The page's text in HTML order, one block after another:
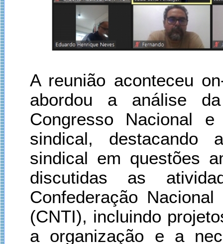
A reunião aconteceu
abordou a análise
Congresso Nacional
sindical, destacando
sindical em questões
discutidas as
Confederação
(CNTI), incluindo
a organização e a